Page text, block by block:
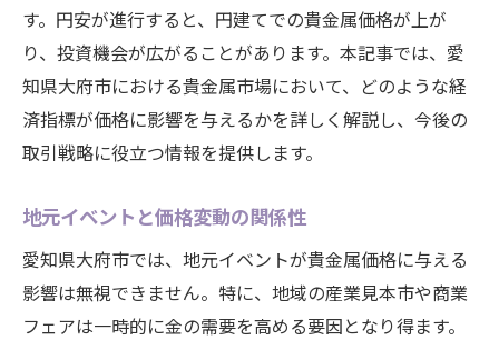
す。円安が進行すると、円建てでの貴金属価格が上が
り、投資機会が広がることがあります。本記事では、愛
知県大府市における貴金属市場において、どのような経
済指標が価格に影響を与えるかを詳しく解説し、今後の
取引戦略に役立つ情報を提供します。
地元イベントと価格変動の関係性
愛知県大府市では、地元イベントが貴金属価格に与える
影響は無視できません。特に、地域の産業見本市や商業
フェアは一時的に金の需要を高める要因となり得ます。